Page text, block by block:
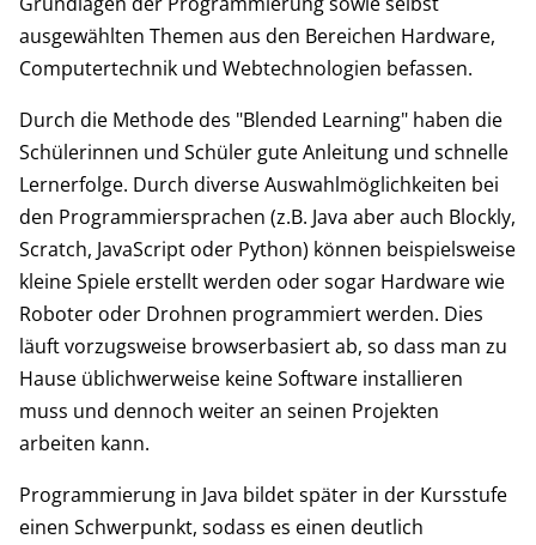
ausgewählten Themen aus den Bereichen Hardware,
Computertechnik und Webtechnologien befassen.
Durch die Methode des "Blended Learning" haben die
Schülerinnen und Schüler gute Anleitung und schnelle
Lernerfolge. Durch diverse Auswahlmöglichkeiten bei
den Programmiersprachen (z.B. Java aber auch Blockly,
Scratch, JavaScript oder Python) können beispielsweise
kleine Spiele erstellt werden oder sogar Hardware wie
Roboter oder Drohnen programmiert werden. Dies
läuft vorzugsweise browserbasiert ab, so dass man zu
Hause üblichwerweise keine Software installieren
muss und dennoch weiter an seinen Projekten
arbeiten kann.
Programmierung in Java bildet später in der Kursstufe
einen Schwerpunkt, sodass es einen deutlich